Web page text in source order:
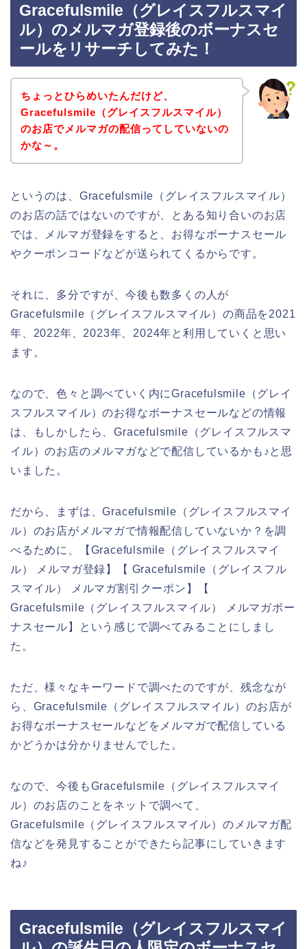
Gracefulsmile（グレイスフルスマイ
ル）のメルマガ登録後のボーナスセ
ールをリサーチしてみた！
ちょっとひらめいたんだけど、
Gracefulsmile（グレイスフルスマイル）
のお店でメルマガの配信ってしていないの
かな～。
というのは、Gracefulsmile（グレイスフルスマイル）
のお店の話ではないのですが、とある知り合いのお店
では、メルマガ登録をすると、お得なボーナスセール
やクーポンコードなどが送られてくるからです。
それに、多分ですが、今後も数多くの人が
Gracefulsmile（グレイスフルスマイル）の商品を2021
年、2022年、2023年、2024年と利用していくと思い
ます。
なので、色々と調べていく内にGracefulsmile（グレイ
スフルスマイル）のお得なボーナスセールなどの情報
は、もしかしたら、Gracefulsmile（グレイスフルスマ
イル）のお店のメルマガなどで配信しているかも♪と思
いました。
だから、まずは、Gracefulsmile（グレイスフルスマイ
ル）のお店がメルマガで情報配信していないか？を調
べるために、【Gracefulsmile（グレイスフルスマイ
ル） メルマガ登録】【 Gracefulsmile（グレイスフル
スマイル） メルマガ割引クーポン】【
Gracefulsmile（グレイスフルスマイル） メルマガボー
ナスセール】という感じで調べてみることにしまし
た。
ただ、様々なキーワードで調べたのですが、残念なが
ら、Gracefulsmile（グレイスフルスマイル）のお店が
お得なボーナスセールなどをメルマガで配信している
かどうかは分かりませんでした。
なので、今後もGracefulsmile（グレイスフルスマイ
ル）のお店のことをネットで調べて、
Gracefulsmile（グレイスフルスマイル）のメルマガ配
信などを発見することができたら記事にしていきます
ね♪
Gracefulsmile（グレイスフルスマイ